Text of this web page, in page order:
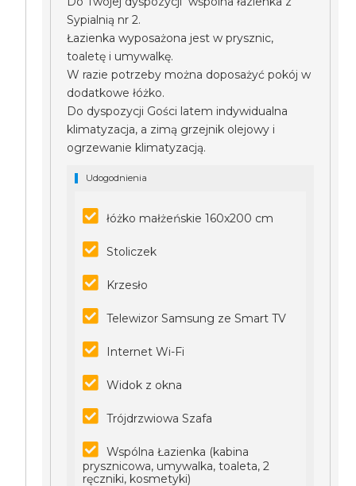
Sypialnią nr 2.
Łazienka wyposażona jest w prysznic,
toaletę i umywalkę.
W razie potrzeby można doposażyć pokój w
dodatkowe łóżko.
Do dyspozycji Gości latem indywidualna
klimatyzacja, a zimą grzejnik olejowy i
ogrzewanie klimatyzacją.
Udogodnienia
łóżko małżeńskie 160x200 cm
Stoliczek
Krzesło
Telewizor Samsung ze Smart TV
Internet Wi-Fi
Widok z okna
Trójdrzwiowa Szafa
Wspólna Łazienka (kabina
prysznicowa, umywalka, toaleta, 2
ręczniki, kosmetyki)